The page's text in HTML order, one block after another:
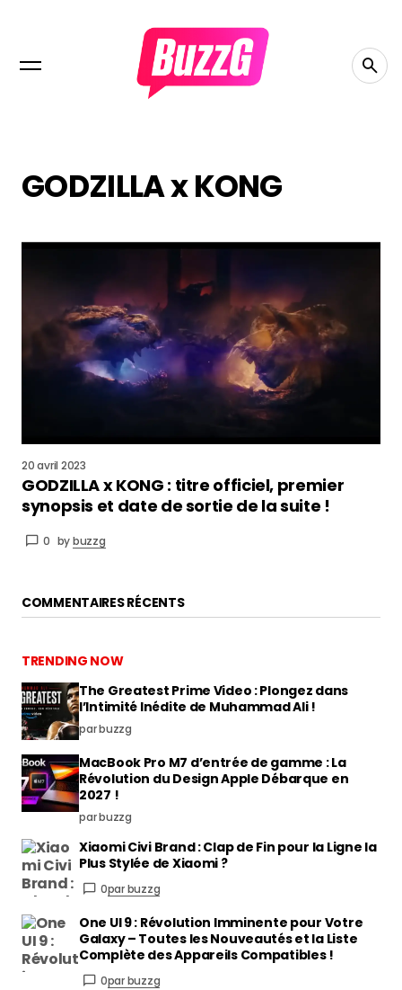
GODZILLA x KONG
20 avril 2023
GODZILLA x KONG : titre officiel, premier
synopsis et date de sortie de la suite !
0 bybuzzg
COMMENTAIRES RÉCENTS
TRENDING NOW
The Greatest Prime Video : Plongez dans
l’Intimité Inédite de Muhammad Ali !
par buzzg
MacBook Pro M7 d’entrée de gamme : La
Révolution du Design Apple Débarque en
2027 !
par buzzg
Xiaomi Civi Brand : Clap de Fin pour la Ligne la
Plus Stylée de Xiaomi ?
0par buzzg
One UI 9 : Révolution Imminente pour Votre
Galaxy – Toutes les Nouveautés et la Liste
Complète des Appareils Compatibles !
0par buzzg